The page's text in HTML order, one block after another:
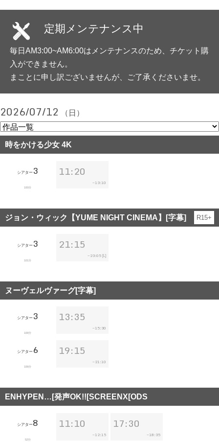
定期メンテナンス中
毎日AM3:00~AM6:00はメンテナンスのため、チケット購
入ができません。
まことに申し訳ございませんが、ご了承くださいませ。
2026/07/12 （日）
時をかける少女 4K
シアター 3
100分
11:20
~13:10
ジョン・ウィック【YUME NIGHT CINEMA】[字幕] R15+
シアター 3
101分
21:15
~ 23:05 [L]
ヌーヴェルヴァーグ[字幕]
シアター 3
106分
13:35
~15:30
シアター 6
106分
19:15
~ 21:10
ENHYPEN…[発声OK!![SCREENX[ODS
シアター8
52分
11:10
~12:15
17:30
~18:35